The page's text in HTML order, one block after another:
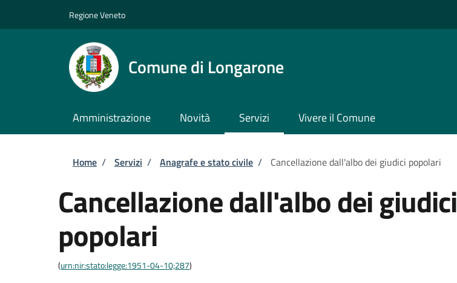
Regione Veneto
Comune di Longarone
Amministrazione Novità Servizi Vivere il Comune
Briciole di pane
Home / Servizi / Anagrafe e stato civile / Cancellazione dall'albo dei giudici popolari
Cancellazione dall'albo dei giudici
popolari
(urn:nir:stato:legge:1951-04-10;287)